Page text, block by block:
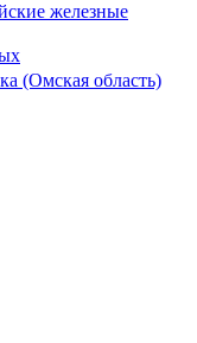
железные
(Омская область)